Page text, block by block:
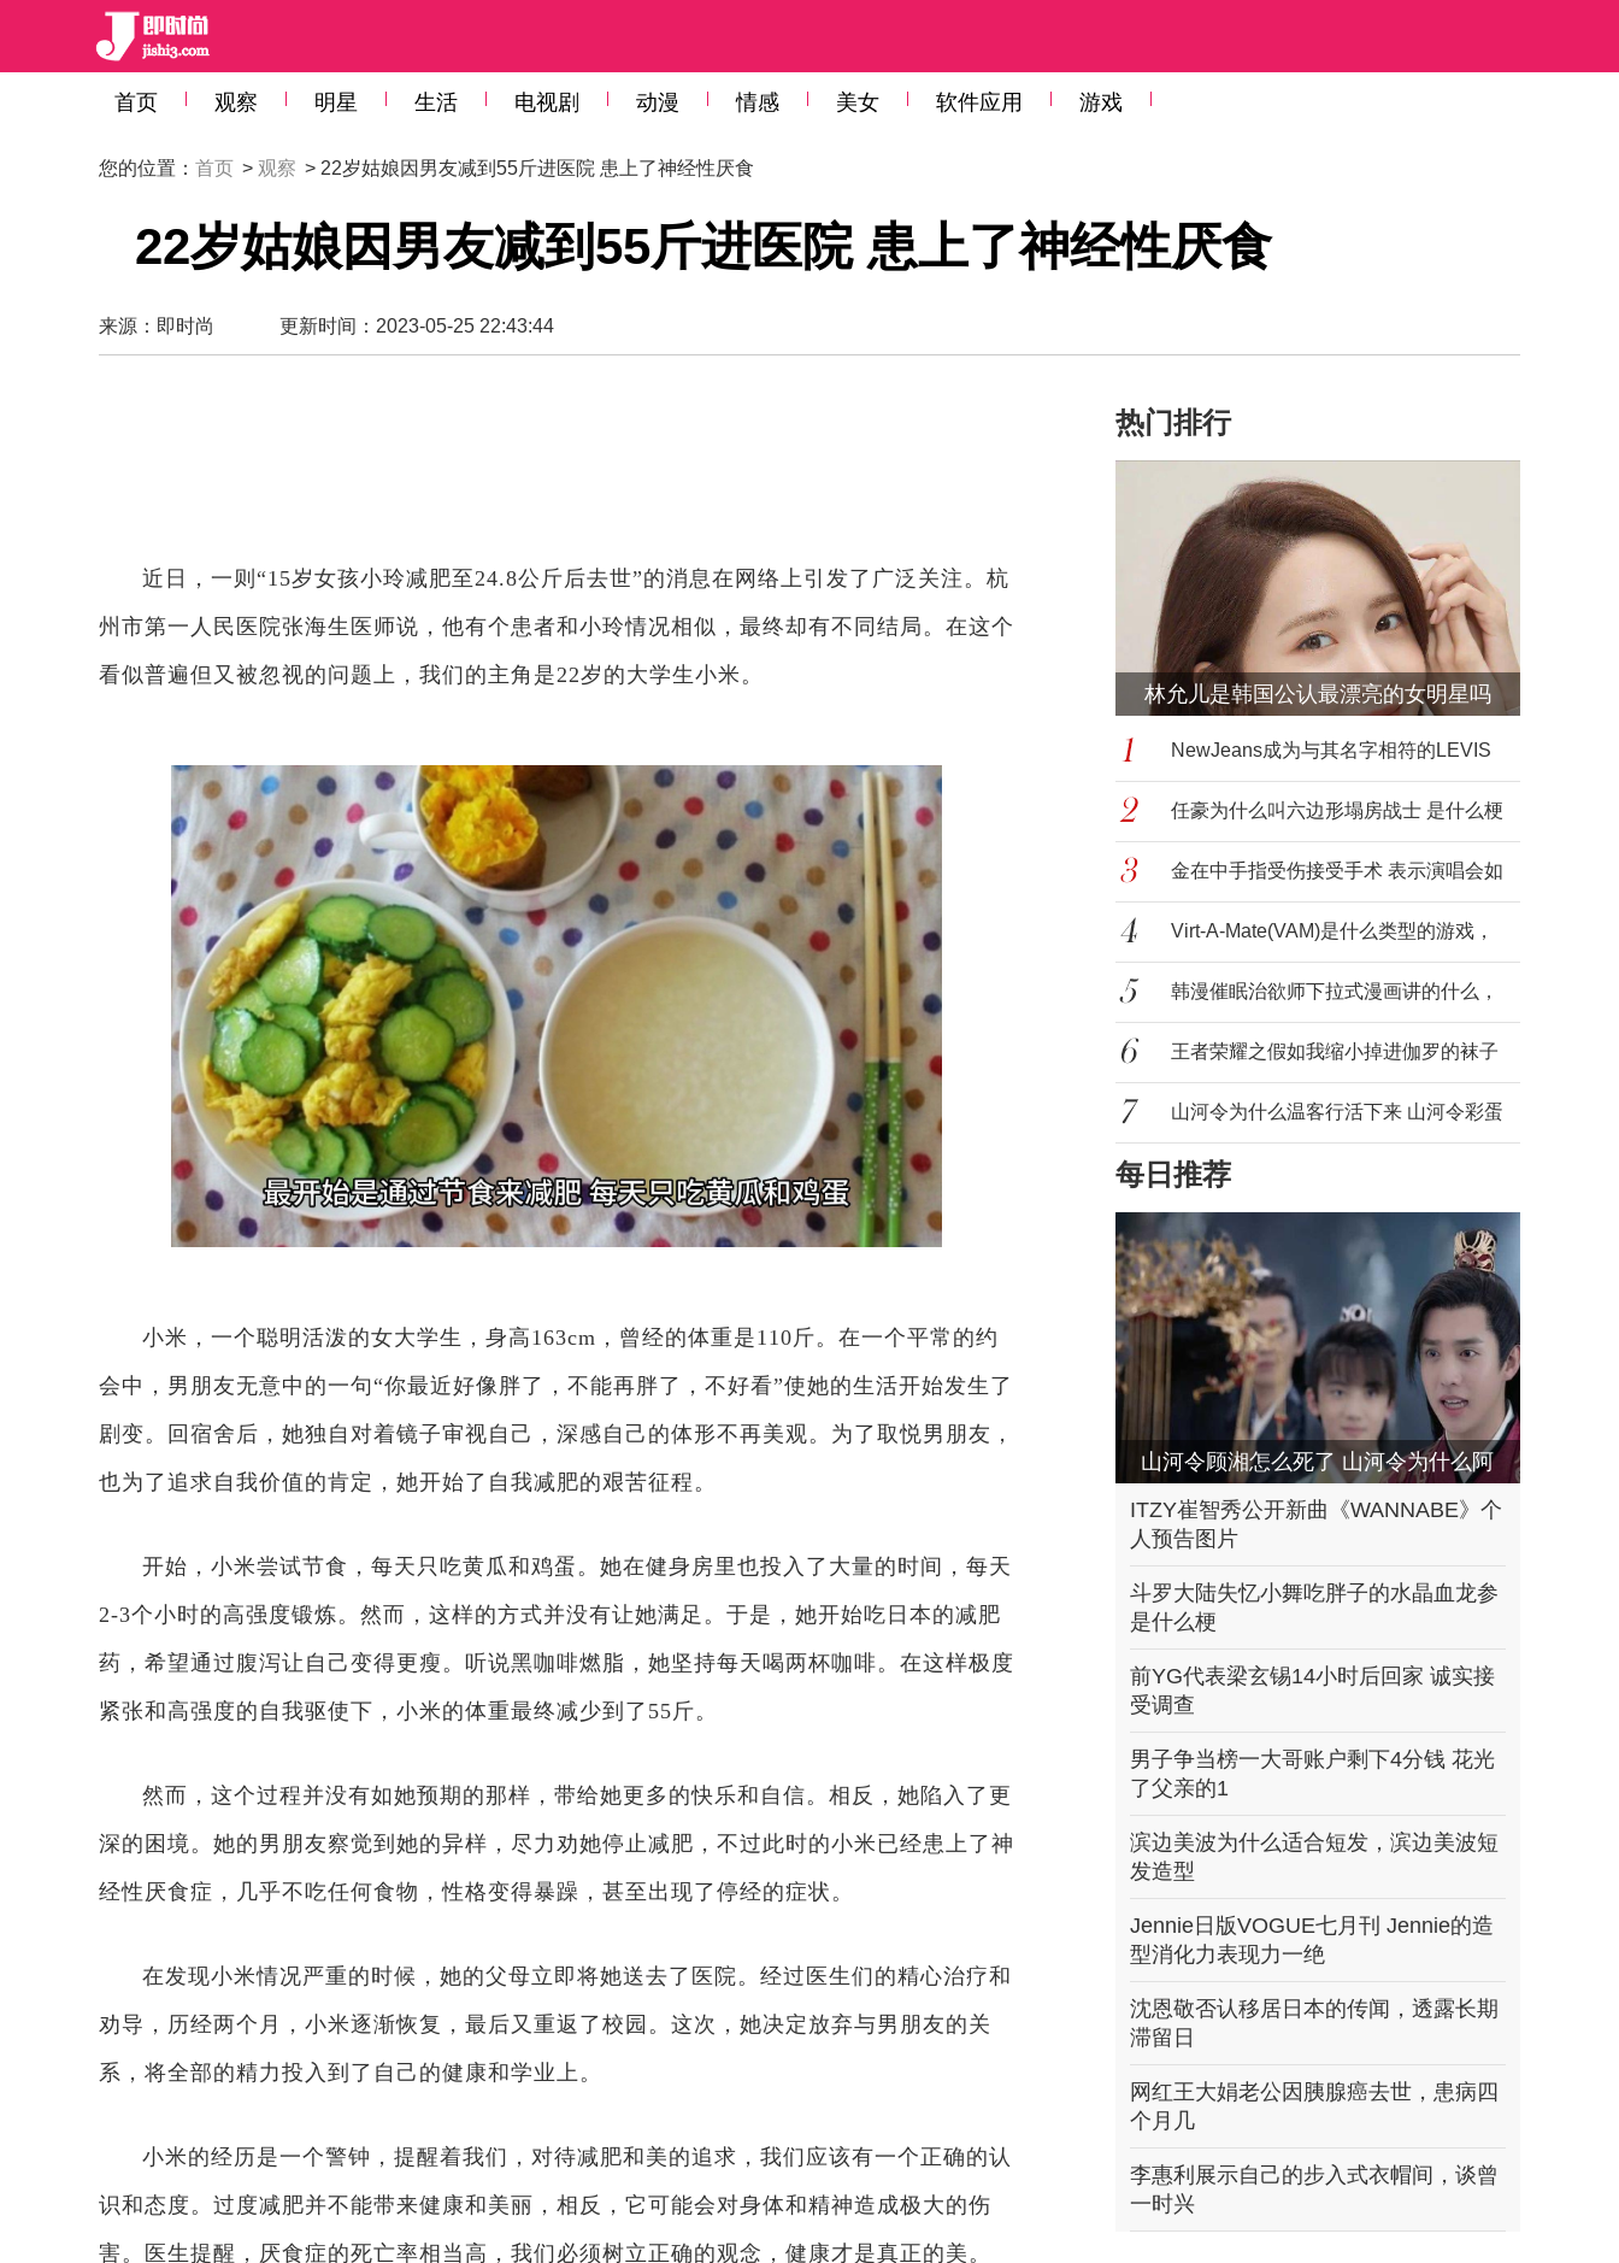
首页 观察 明星 生活 电视剧 动漫 情感 美女 软件应用 游戏
您的位置： 首页 > 观察 > 22岁姑娘因男友减到55斤进医院 患上了神经性厌食
22岁姑娘因男友减到55斤进医院 患上了神经性厌食
来源： 即时尚 更新时间：2023-05-25 22:43:44
近日，一则“15岁女孩小玲减肥至24.8公斤后去世”的消息在网络上引发了广泛关注。杭
州市第一人民医院张海生医师说，他有个患者和小玲情况相似，最终却有不同结局。在这个
看似普遍但又被忽视的问题上，我们的主角是22岁的大学生小米。
小米，一个聪明活泼的女大学生，身高163cm，曾经的体重是110斤。在一个平常的约
会中，男朋友无意中的一句“你最近好像胖了，不能再胖了，不好看”使她的生活开始发生了
剧变。回宿舍后，她独自对着镜子审视自己，深感自己的体形不再美观。为了取悦男朋友，
也为了追求自我价值的肯定，她开始了自我减肥的艰苦征程。
开始，小米尝试节食，每天只吃黄瓜和鸡蛋。她在健身房里也投入了大量的时间，每天
2-3个小时的高强度锻炼。然而，这样的方式并没有让她满足。于是，她开始吃日本的减肥
药，希望通过腹泻让自己变得更瘦。听说黑咖啡燃脂，她坚持每天喝两杯咖啡。在这样极度
紧张和高强度的自我驱使下，小米的体重最终减少到了55斤。
然而，这个过程并没有如她预期的那样，带给她更多的快乐和自信。相反，她陷入了更
深的困境。她的男朋友察觉到她的异样，尽力劝她停止减肥，不过此时的小米已经患上了神
经性厌食症，几乎不吃任何食物，性格变得暴躁，甚至出现了停经的症状。
在发现小米情况严重的时候，她的父母立即将她送去了医院。经过医生们的精心治疗和
劝导，历经两个月，小米逐渐恢复，最后又重返了校园。这次，她决定放弃与男朋友的关
系，将全部的精力投入到了自己的健康和学业上。
小米的经历是一个警钟，提醒着我们，对待减肥和美的追求，我们应该有一个正确的认
识和态度。过度减肥并不能带来健康和美丽，相反，它可能会对身体和精神造成极大的伤
害。医生提醒，厌食症的死亡率相当高，我们必须树立正确的观念，健康才是真正的美。
热门排行
林允儿是韩国公认最漂亮的女明星吗
NewJeans成为与其名字相符的LEVIS
牛仔裤最
任豪为什么叫六边形塌房战士 是什么梗
什么
金在中手指受伤接受手术 表示演唱会如
期举
Virt-A-Mate(VAM)是什么类型的游戏，
可以玩
韩漫催眠治欲师下拉式漫画讲的什么，
吴正泰
王者荣耀之假如我缩小掉进伽罗的袜子
作文
山河令为什么温客行活下来 山河令彩蛋
里温
每日推荐
山河令顾湘怎么死了 山河令为什么阿
湘要死
ITZY崔智秀公开新曲《WANNABE》个
人预告图片
斗罗大陆失忆小舞吃胖子的水晶血龙参
是什么梗
前YG代表梁玄锡14小时后回家 诚实接
受调查
男子争当榜一大哥账户剩下4分钱 花光
了父亲的1
滨边美波为什么适合短发，滨边美波短
发造型
Jennie日版VOGUE七月刊 Jennie的造
型消化力表现力一绝
沈恩敬否认移居日本的传闻，透露长期
滞留日
网红王大娟老公因胰腺癌去世，患病四
个月几
李惠利展示自己的步入式衣帽间，谈曾
一时兴